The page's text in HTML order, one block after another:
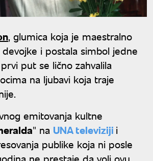
, glumica koja je maestralno
i postala simbol jedne
put se lično zahvalila
na ljubavi koja traje
emitovanja kultne
" na UNA televiziji i
publike koja ni posle